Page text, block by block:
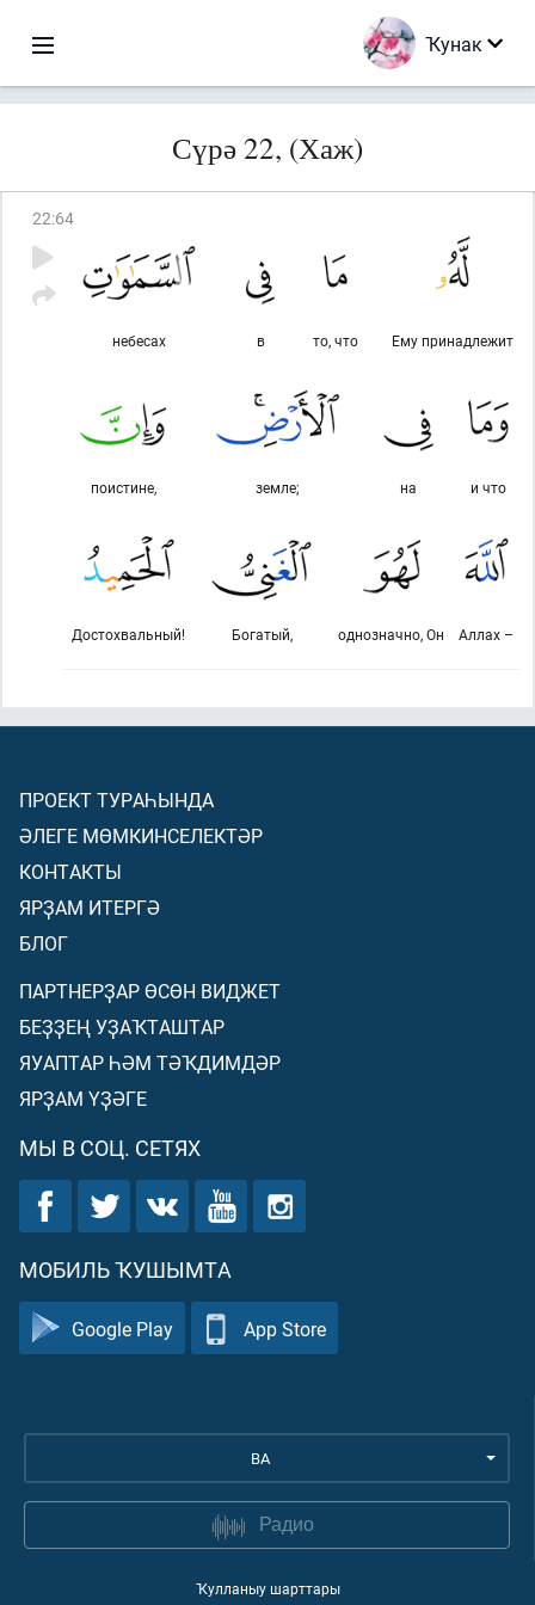
Ҡунак
Сүрә 22, (Хаж)
22:64
Ему принадлежит
то, что
в
небесах
и что
на
земле;
поистине,
Аллах –
однозначно, Он
Богатый,
Достохвальный!
ПРОЕКТ ТУРАҺЫНДА
ӘЛЕГЕ МӨМКИНСЕЛЕКТӘР
КОНТАКТЫ
ЯРҘАМ ИТЕРГӘ
БЛОГ
ПАРТНЕРҘАР ӨСӨН ВИДЖЕТ
БЕҘҘЕҢ УҘАҠТАШТАР
ЯУАПТАР ҺӘМ ТӘҠДИМДӘР
ЯРҘАМ ҮҘӘГЕ
МЫ В СОЦ. СЕТЯХ
МОБИЛЬ ҠУШЫМТА
Google Play App Store
BA
Радио
Ҡулланыу шарттары